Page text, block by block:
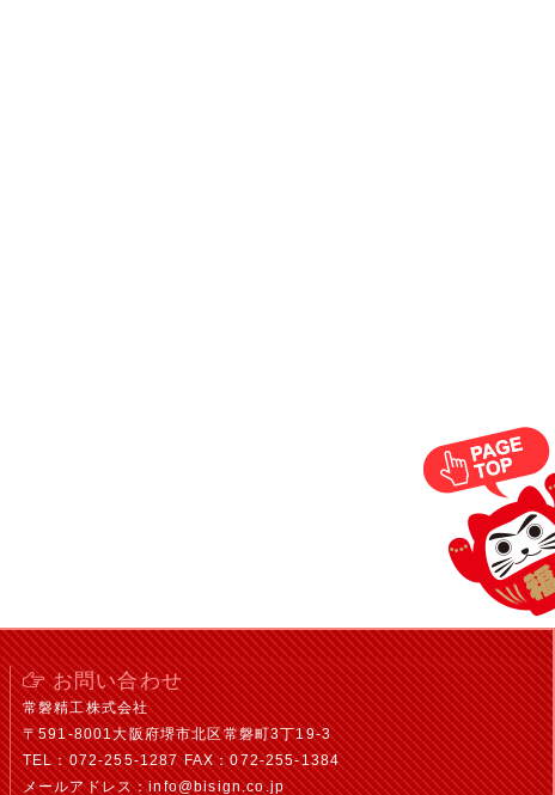
お問い合わせ
常磐精工株式会社
〒591-8001大阪府堺市北区常磐町3丁19-3
TEL：072-255-1287 FAX：072-255-1384
メールアドレス：info@bisign.co.jp